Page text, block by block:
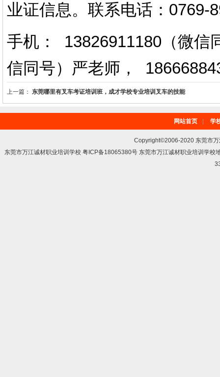
业证信息。 联系电话 ： 0769-
手机： 13826911180（微信
信同号）严老师 ，
上一篇： 东莞哪里有叉车考证培训班，成才学校专业培训叉车的技能
网站首页 学
Copyright©2006-2020 东莞市
东莞市万江诚材职业培训学校 粤ICP备18065380号 东莞市万江诚材职业培训学